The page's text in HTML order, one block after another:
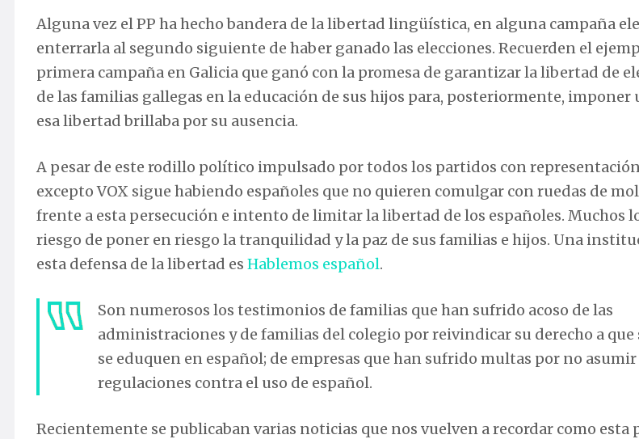
Alguna vez el PP ha hecho bandera de la libertad lingüística, en alguna campaña
enterrarla al segundo siguiente de haber ganado las elecciones. Recuerden el
primera campaña en Galicia que ganó con la promesa de garantizar la libertad de
de las familias gallegas en la educación de sus hijos para, posteriormente, imponer
esa libertad brillaba por su ausencia.
A pesar de este rodillo político impulsado por todos los partidos con
excepto VOX sigue habiendo españoles que no quieren comulgar con ruedas de
frente a esta persecución e intento de limitar la libertad de los españoles. Muchos
riesgo de poner en riesgo la tranquilidad y la paz de sus familias e hijos. Una
esta defensa de la libertad es Hablemos español.
Son numerosos los testimonios de familias que han sufrido acoso de las
administraciones y de familias del colegio por reivindicar su derecho a que
se eduquen en español; de empresas que han sufrido multas por no asumir
regulaciones contra el uso de español.
Recientemente se publicaban varias noticias que nos vuelven a recordar como esta